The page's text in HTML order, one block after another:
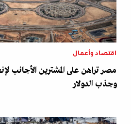
اقتصاد وأعمال
مصر تراهن على المشترين الأجانب
وجذب الدولار